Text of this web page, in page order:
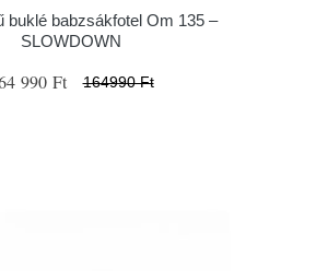
buklé babzsákfotel Om 135 –
SLOWDOWN
990 Ft 164990 Ft